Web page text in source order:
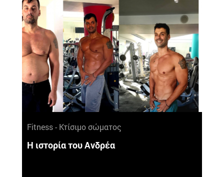
Fitness - Κτίσιμο σώματος
Η ιστορία του Ανδρέα